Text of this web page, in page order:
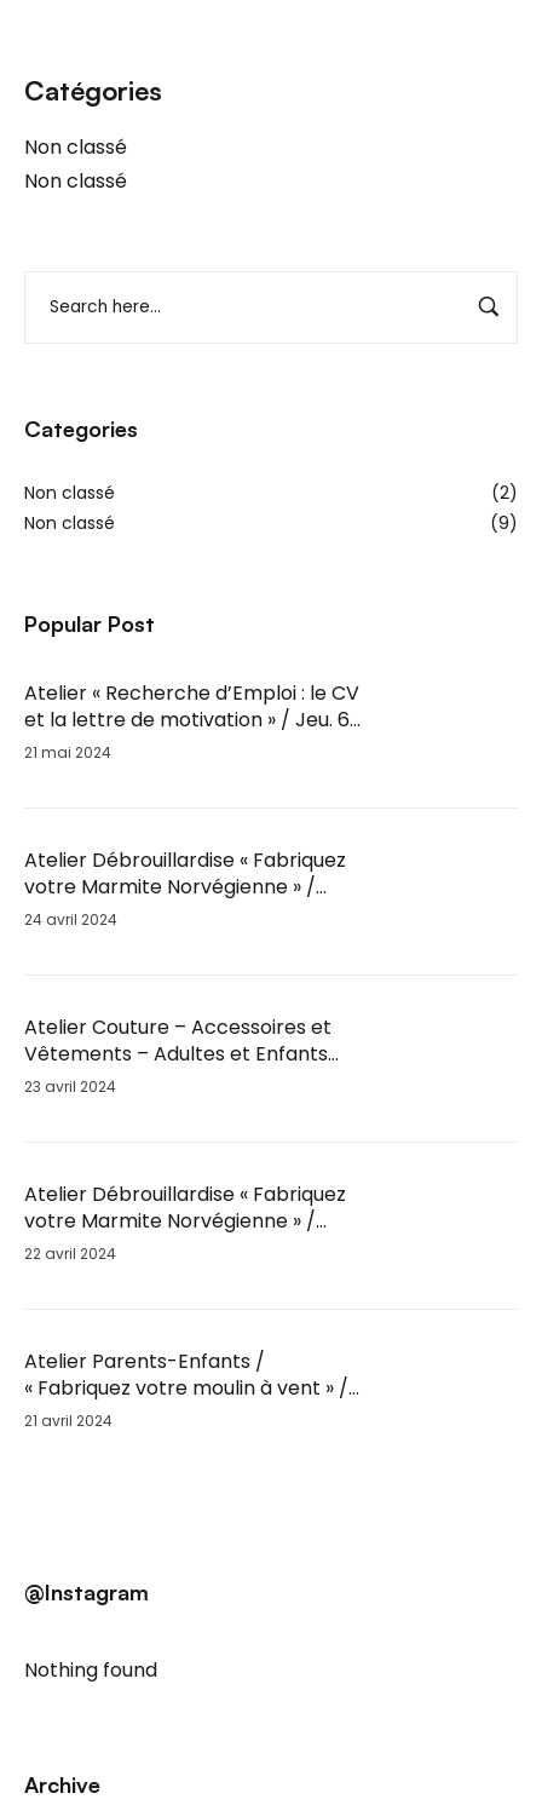
Catégories
Non classé
Non classé
Categories
Non classé
(2)
Non classé
(9)
Popular Post
Atelier « Recherche d’Emploi : le CV
et la lettre de motivation » / Jeu. 6
Juin / 14h-16h
21 mai 2024
Atelier Débrouillardise « Fabriquez
votre Marmite Norvégienne » /
Mar. 28 Mai / 18h30
24 avril 2024
Atelier Couture – Accessoires et
Vêtements – Adultes et Enfants
par Fil’Ambule – Sam. 25 Mai / 10h
23 avril 2024
Atelier Débrouillardise « Fabriquez
votre Marmite Norvégienne » /
Sam. 25 Mai / 9h30
22 avril 2024
Atelier Parents-Enfants /
« Fabriquez votre moulin à vent » /
Sam. 25 Mai
21 avril 2024
@Instagram
Nothing found
Archive